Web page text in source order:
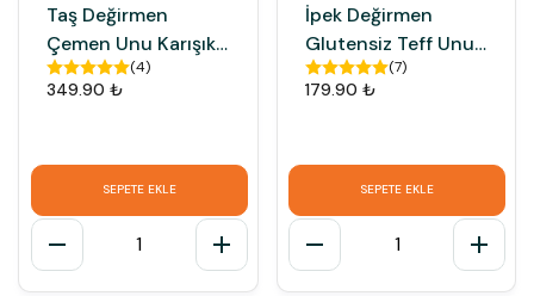
Taş Değirmen
Çemen Unu Karışık
Pastırmalık Çemen
Tozu 1 KG
(4)
349.90 ₺
SEPETE EKLE
1
İpek Değirmen
Glutensiz Teff Unu
Teff Tohumu Tozu
(7)
179.90 ₺
SEPETE EKLE
1